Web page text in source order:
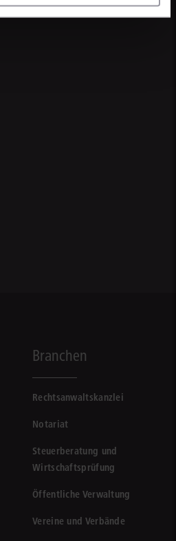
Branchen
Rechtsanwaltskanzlei
Notariat
Steuerberatung und
Wirtschaftsprüfung
Öffentliche Verwaltung
Vereine und Verbände